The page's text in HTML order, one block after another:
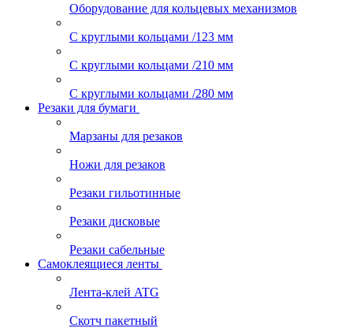
Оборудование для кольцевых механизмов
С круглыми кольцами /123 мм
С круглыми кольцами /210 мм
С круглыми кольцами /280 мм
Резаки для бумаги
Марзаны для резаков
Ножи для резаков
Резаки гильотинные
Резаки дисковые
Резаки сабельные
Самоклеящиеся ленты
Лента-клей ATG
Скотч пакетный